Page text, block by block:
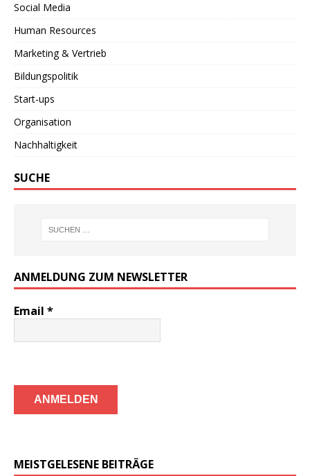
Social Media
Human Resources
Marketing & Vertrieb
Bildungspolitik
Start-ups
Organisation
Nachhaltigkeit
SUCHE
ANMELDUNG ZUM NEWSLETTER
Email *
MEISTGELESENE BEITRÄGE